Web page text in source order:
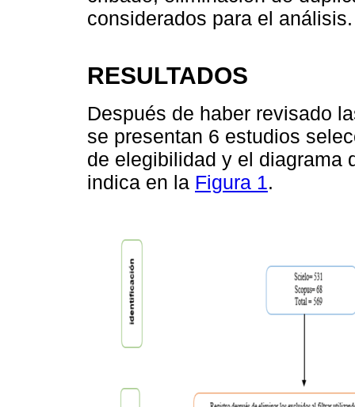
considerados para el análisis.
RESULTADOS
Después de haber revisado
se presentan 6 estudios
de elegibilidad y el diagrama
indica en la Figura 1.